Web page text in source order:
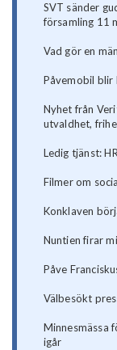
SVT sänder
församling 11
Vad gör en
Påvemobil blir
Nyhet från
utvaldhet,
Ledig tjänst:
Filmer om
Konklaven
Nuntien firar
Påve
Välbesökt
Minnesmässa
igår